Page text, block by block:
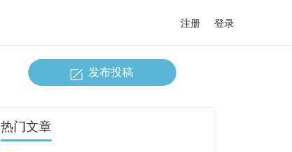
注册 登录
发布投稿
热门文章